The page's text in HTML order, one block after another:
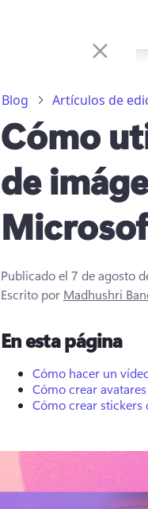
Blog Artículos de
Cómo
de
Publicado el 7 de agosto
Escrito por Madhushri
En esta página
Cómo hacer un
Cómo crear
Cómo crear stickers